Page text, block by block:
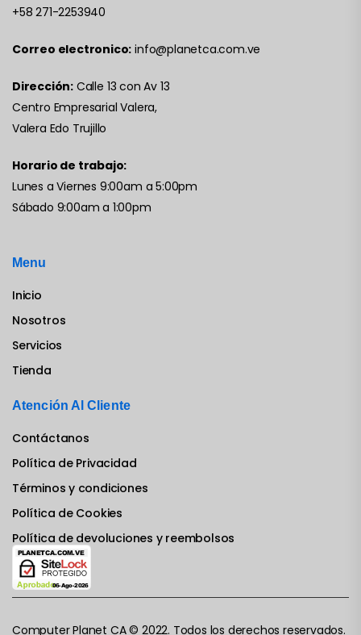
+58 271-2253940
Correo electronico: info@planetca.com.ve
Dirección: Calle 13 con Av 13
Centro Empresarial Valera,
Valera Edo Trujillo
Horario de trabajo:
Lunes a Viernes 9:00am a 5:00pm
Sábado 9:00am a 1:00pm
Menu
Inicio
Nosotros
Servicios
Tienda
Atención Al Cliente
Contáctanos
Política de Privacidad
Términos y condiciones
Política de Cookies
Política de devoluciones y reembolsos
Computer Planet CA © 2022. Todos los derechos reservados.